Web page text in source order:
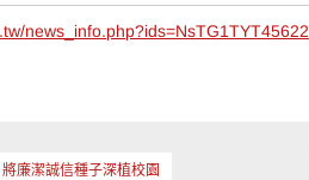
news_info.php?ids=NsTG1TYT45622
廉潔誠信種子深植校園